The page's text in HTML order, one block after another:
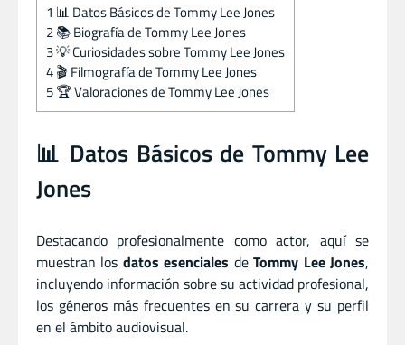
1 📊 Datos Básicos de Tommy Lee Jones
2📚 Biografía de Tommy Lee Jones
3💡 Curiosidades sobre Tommy Lee Jones
4🎬 Filmografía de Tommy Lee Jones
5🏆 Valoraciones de Tommy Lee Jones
📊 Datos Básicos de Tommy Lee
Jones
Destacando profesionalmente como actor, aquí se
muestran los datos esenciales deTommy Lee Jones,
incluyendo información sobre su actividad profesional,
los géneros más frecuentes en su carrera y su perfil
en el ámbito audiovisual.